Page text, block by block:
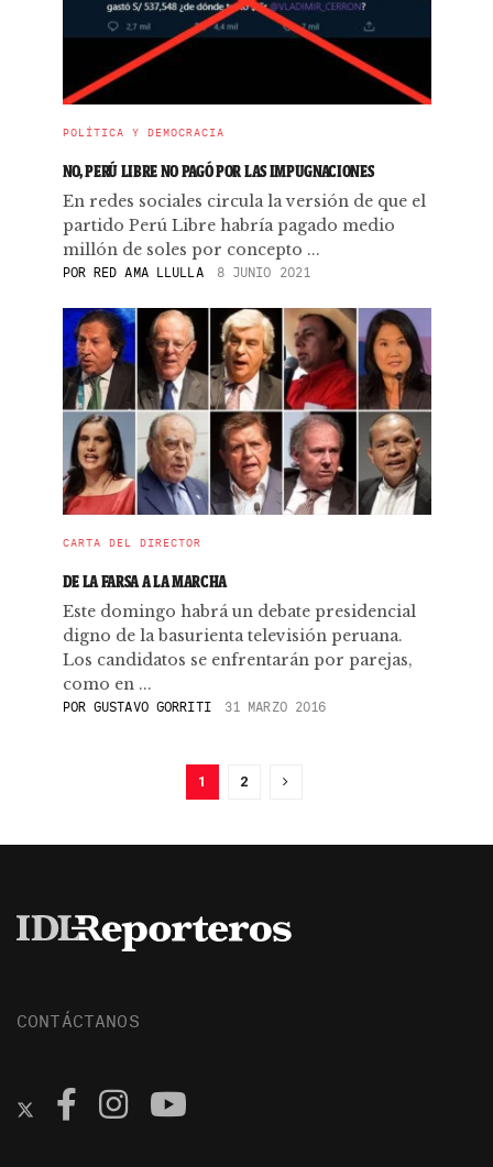
POLÍTICA Y DEMOCRACIA
NO, PERÚ LIBRE NO PAGÓ POR LAS IMPUGNACIONES
En redes sociales circula la versión de que el
partido Perú Libre habría pagado medio
millón de soles por concepto ...
PORRED AMA LLULLA 8 JUNIO 2021
CARTA DEL DIRECTOR
DE LA FARSA A LA MARCHA
Este domingo habrá un debate presidencial
digno de la basurienta televisión peruana.
Los candidatos se enfrentarán por parejas,
como en ...
POR GUSTAVO GORRITI 31 MARZO 2016
1 2
CONTÁCTANOS